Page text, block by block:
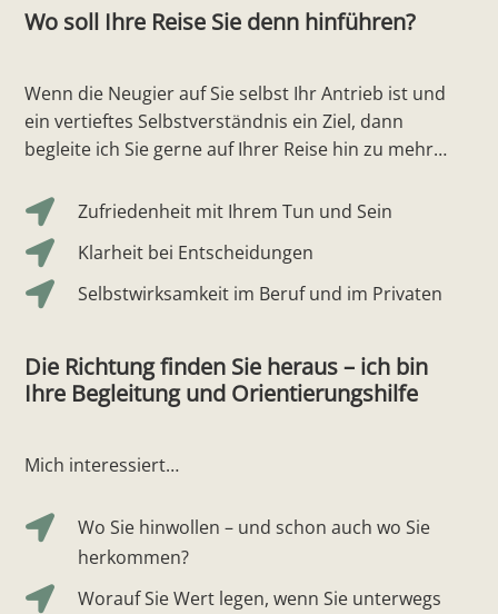
Wo soll Ihre Reise Sie denn hinführen?
Wenn die Neugier auf Sie selbst Ihr Antrieb ist und
ein vertieftes Selbstverständnis ein Ziel, dann
begleite ich Sie gerne auf Ihrer Reise hin zu mehr…
 Zufriedenheit mit Ihrem Tun und Sein
 Klarheit bei Entscheidungen
 Selbstwirksamkeit im Beruf und im Privaten
Die Richtung finden Sie heraus – ich bin
Ihre Begleitung und Orientierungshilfe
Mich interessiert…

Wo Sie hinwollen – und schon auch wo Sie
herkommen?
 Worauf Sie Wert legen, wenn Sie unterwegs